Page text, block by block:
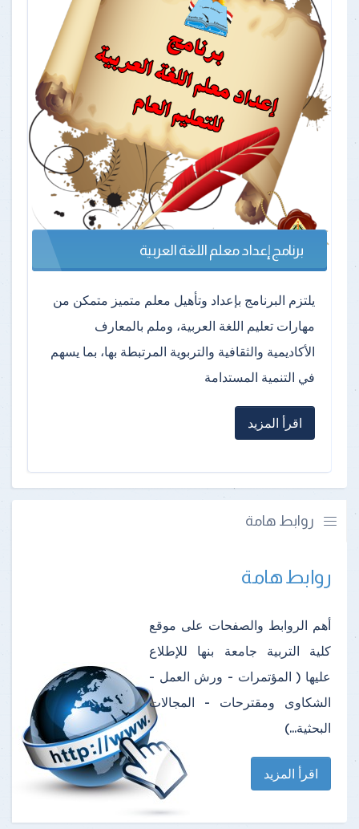
برنامج إعداد معلم اللغة العربية
يلتزم البرنامج بإعداد وتأهيل معلم متميز متمكن من
مهارات تعليم اللغة العربية، وملم بالمعارف
الأكاديمية والثقافية والتربوية المرتبطة بها، بما يسهم
في التنمية المستدامة
اقرأ المزيد
روابط هامة
روابط هامة
أهم الروابط والصفحات على موقع
كلية التربية جامعة بنها للإطلاع
عليها ( المؤتمرات - ورش العمل -
الشكاوى ومقترحات - المجالات
البحثية...)
اقرأ المزيد